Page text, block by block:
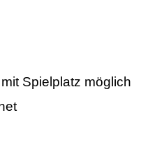
Spielplatz möglich